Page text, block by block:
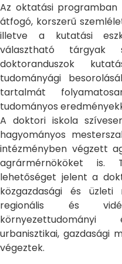
Az oktatási
átfogó, korszerű
illetve a kutatási
választható tárgyak
doktoranduszok
tudományági
tartalmát
tudományos
A doktori iskola
hagyományos
intézményben végzett
agrármérnököket is.
lehetőséget jelent a
közgazdasági és üzleti
regionális és
környezettudományi
urbanisztikai, gazdasági
végeztek.